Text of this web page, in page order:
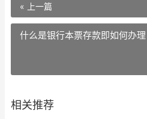
« 上一篇
什么是银行本票存款即如何办理
相关推荐